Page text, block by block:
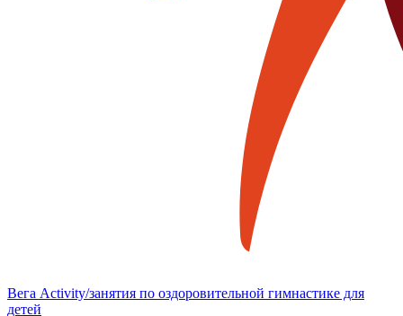
Вега Activity/занятия по оздоровительной гимнастике для
детей